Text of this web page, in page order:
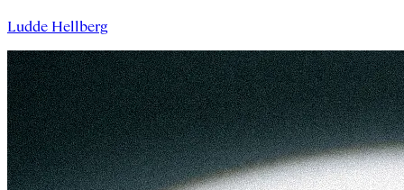
Ludde Hellberg